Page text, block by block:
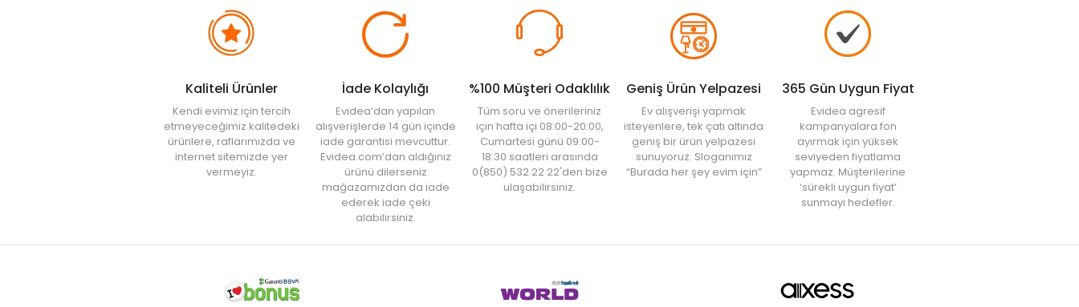
Kaliteli Ürünler
Kendi evimiz için tercih
etmeyeceğimiz kalitedeki
ürünlere, raflarımızda ve
internet sitemizde yer
vermeyiz.
İade Kolaylığı
Evidea’dan yapılan
alışverişlerde 14 gün içinde
iade garantisi mevcuttur.
Evidea.com’dan aldığınız
ürünü dilerseniz
mağazamızdan da iade
ederek iade çeki
alabilirsiniz.
%100 Müşteri Odaklılık
Tüm soru ve önerileriniz
için hafta içi 08:00-20:00,
Cumartesi günü 09:00-
18:30 saatleri arasında
0(850) 532 22 22'den bize
ulaşabilirsiniz.
Geniş Ürün Yelpazesi
Ev alışverişi yapmak
isteyenlere, tek çatı altında
geniş bir ürün yelpazesi
sunuyoruz. Sloganımız
“Burada her şey evim için”
365 Gün Uygun Fiyat
Evidea agresif
kampanyalara fon
ayırmak için yüksek
seviyeden fiyatlama
yapmaz. Müşterilerine
‘sürekli uygun fiyat’
sunmayı hedefler.